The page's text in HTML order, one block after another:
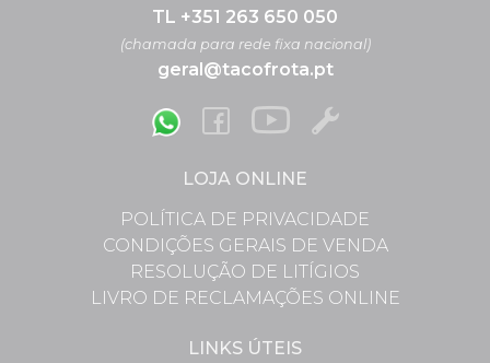
TL +351 263 650 050
(chamada para rede fixa nacional)
geral@tacofrota.pt
LOJA ONLINE
POLÍTICA DE PRIVACIDADE
CONDIÇÕES GERAIS DE VENDA
RESOLUÇÃO DE LITÍGIOS
LIVRO DE RECLAMAÇÕES ONLINE
LINKS ÚTEIS